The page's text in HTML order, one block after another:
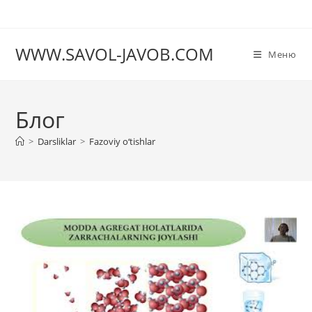
WWW.SAVOL-JAVOB.COM Меню
Блог
> Darsliklar > Fаzoviy o‘tishlаr